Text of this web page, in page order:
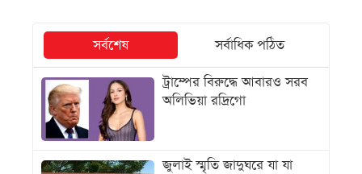
সর্বশেষ
সর্বাধিক পঠিত
ট্রাম্পের বিরুদ্ধে আবারও সরব
অলিভিয়া রদ্রিগো
জুলাই স্মৃতি জাদুঘরে যা যা